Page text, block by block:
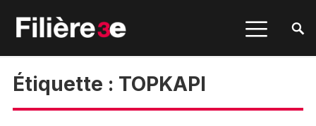
Étiquette : TOPKAPI